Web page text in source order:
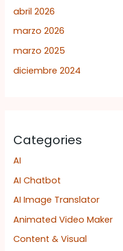
abril 2026
marzo 2026
marzo 2025
diciembre 2024
Categories
AI
AI Chatbot
AI Image Translator
Animated Video Maker
Content & Visual